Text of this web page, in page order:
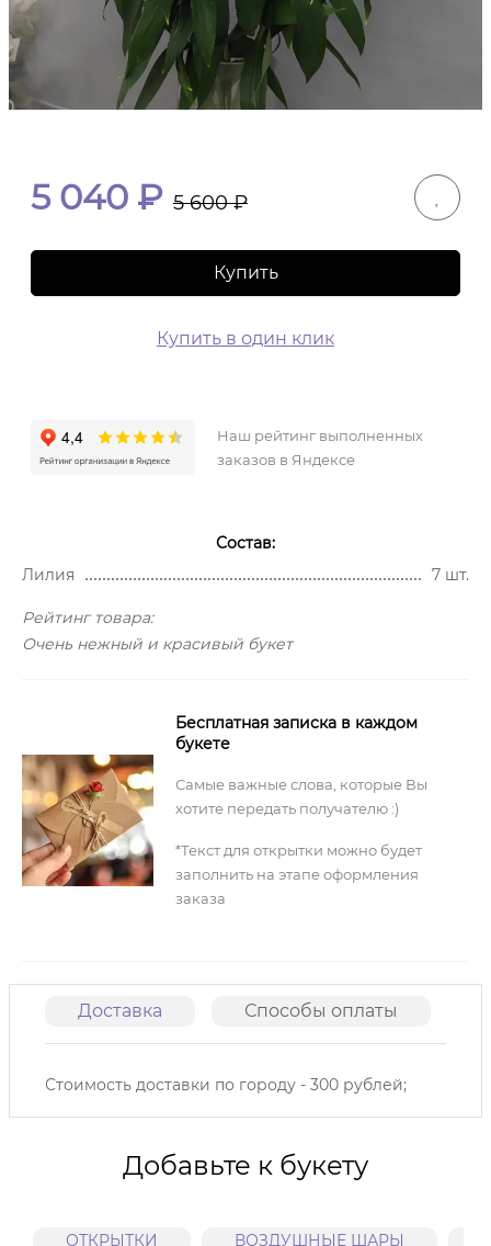
5 040 ₽ 5 600₽
Купить
Купить в один клик
Наш рейтинг выполненных
заказов в Яндексе
Состав:
Лилия
7 шт.
Рейтинг товара:
Очень нежный и красивый букет
Бесплатная записка в каждом
букете
Самые важные слова, которые Вы
хотите передать получателю :)
*Текст для открытки можно будет
заполнить на этапе оформления
заказа
Доставка Способы оплаты
Стоимость доставки по городу - 300 рублей;
Добавьте к букету
ОТКРЫТКИ ВОЗДУШНЫЕ ШАРЫ